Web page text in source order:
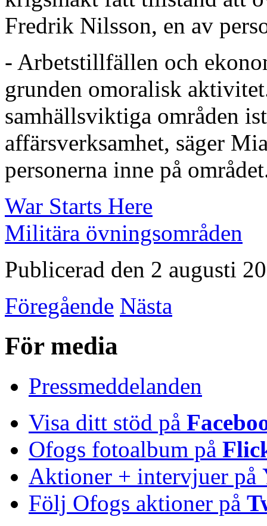
Fredrik Nilsson, en av
- Arbetstillfällen och
grunden omoralisk
samhällsviktiga områden
affärsverksamhet, säger
personerna inne på
War Starts Here
Militära övningsområden
Publicerad den 2 augusti
Föregående Nästa
För media
Pressmeddelanden
Visa ditt stöd på
Ofogs fotoalbum på
Aktioner + intervjuer på
Följ Ofogs aktioner på